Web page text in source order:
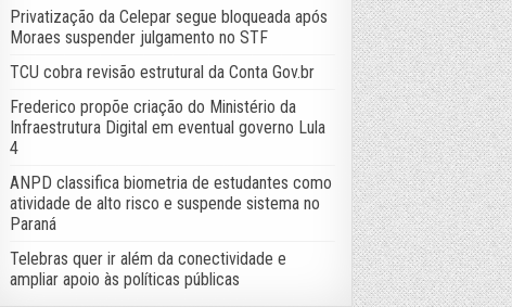
Privatização da Celepar segue bloqueada após
Moraes suspender julgamento no STF
TCU cobra revisão estrutural da Conta Gov.br
Frederico propõe criação do Ministério da
Infraestrutura Digital em eventual governo Lula
4
ANPD classifica biometria de estudantes como
atividade de alto risco e suspende sistema no
Paraná
Telebras quer ir além da conectividade e
ampliar apoio às políticas públicas